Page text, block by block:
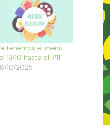
tenemos el menú
13/10 hasta el 7/11!
10/2025